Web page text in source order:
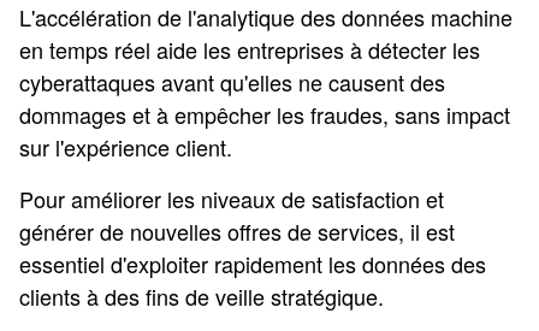
L'accélération de l'analytique des données machine
en temps réel aide les entreprises à détecter les
cyberattaques avant qu'elles ne causent des
dommages et à empêcher les fraudes, sans impact
sur l'expérience client.
Pour améliorer les niveaux de satisfaction et
générer de nouvelles offres de services, il est
essentiel d'exploiter rapidement les données des
clients à des fins de veille stratégique.